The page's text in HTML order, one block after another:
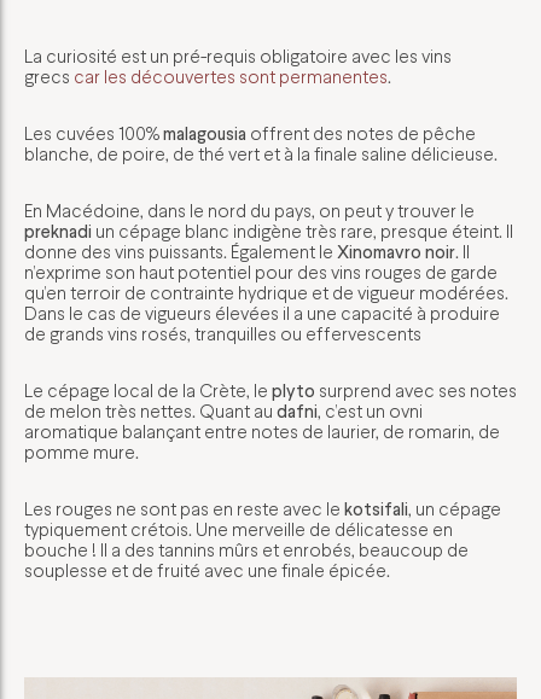
La curiosité est un pré-requis obligatoire avec les vins
grecs car les découvertes sont permanentes.
Les cuvées 100%malagousia offrent des notes de pêche
blanche, de poire, de thé vert et à la finale saline délicieuse.
En Macédoine, dans le nord du pays, on peut y trouver le
preknadi un cépage blanc indigène très rare, presque éteint. Il
donne des vins puissants. Également le Xinomavro noir. Il
n’exprime son haut potentiel pour des vins rouges de garde
qu’en terroir de contrainte hydrique et de vigueur modérées.
Dans le cas de vigueurs élevées il a une capacité à produire
de grands vins rosés, tranquilles ou effervescents
Le cépage local de la Crète, le plyto surprend avec ses notes
de melon très nettes. Quant au dafni, c’est un ovni
aromatique balançant entre notes de laurier, de romarin, de
pomme mure.
Les rouges ne sont pas en reste avec le kotsifali, un cépage
typiquement crétois. Une merveille de délicatesse en
bouche ! Il a des tannins mûrs et enrobés, beaucoup de
souplesse et de fruité avec une finale épicée.